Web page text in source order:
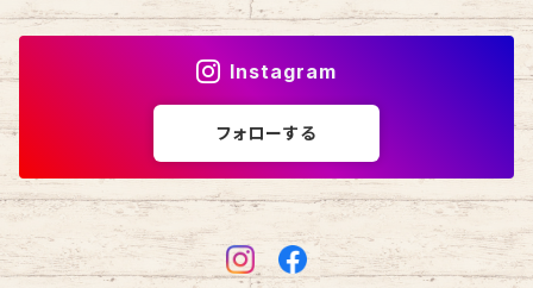
Instagram
フォローする